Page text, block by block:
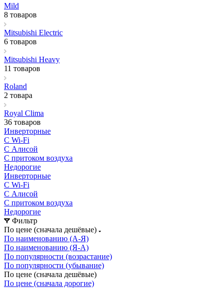
Mild
8 товаров
Mitsubishi Electric
6 товаров
Mitsubishi Heavy
11 товаров
Roland
2 товара
Royal Clima
36 товаров
Инверторные
С Wi-Fi
С Алисой
С притоком воздуха
Недорогие
Инверторные
С Wi-Fi
С Алисой
С притоком воздуха
Недорогие
Фильтр
По цене (сначала дешёвые)
По наименованию (А-Я)
По наименованию (Я-А)
По популярности (возрастание)
По популярности (убывание)
По цене (сначала дешёвые)
По цене (сначала дорогие)